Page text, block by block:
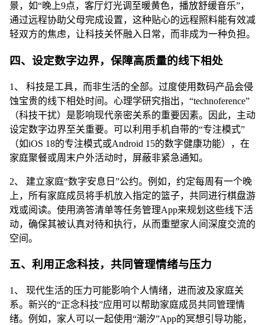
景，如“晚上9点，客厅灯光调至暖黄色，播放舒缓音乐”，
通过远程协助父母完成设置，这种贴心的远程照料能有效减
轻双方的焦虑，让科技关怀融入日常，而非成为一种负担。
四、设定数字边界，保障高质量的线下相处
1、 科技是工具，而非生活的全部。过度使用数码产品会侵
蚀宝贵的线下相处时间。心理学研究指出，“technoference”
（科技干扰）是影响现代亲密关系的重要因素。因此，主动
设定数字边界至关重要。可以利用手机自带的“专注模式”
（如iOS 18的专注模式或Android 15的数字健康功能），在
家庭聚餐或周末户外活动时，屏蔽非紧急通知。
2、 建立家庭“数字安息日”公约。例如，约定每周有一个晚
上，所有家庭成员将手机放入指定的篮子，共同进行棋盘游
戏或阅读。使用滴答清单等任务管理App来规划这些线下活
动，确保其被认真对待和执行，从而重塑家人间深度交流的
空间。
五、利用正念科技，共同管理情绪与压力
1、 现代生活的压力可能影响个人情绪，进而波及家庭关
系。新兴的“正念科技”应用可以帮助家庭成员共同管理情
绪。例如，家人可以一起使用“潮汐”App的冥想引导功能，